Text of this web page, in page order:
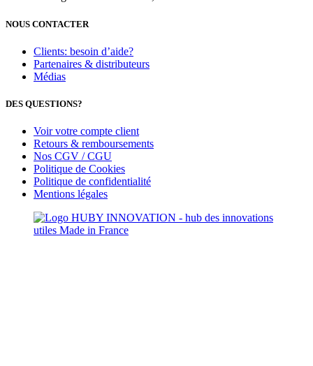
NOUS CONTACTER
Clients: besoin d’aide?
Partenaires & distributeurs
Médias
DES QUESTIONS?
Voir votre compte client
Retours & remboursements
Nos CGV / CGU
Politique de Cookies
Politique de confidentialité
Mentions légales